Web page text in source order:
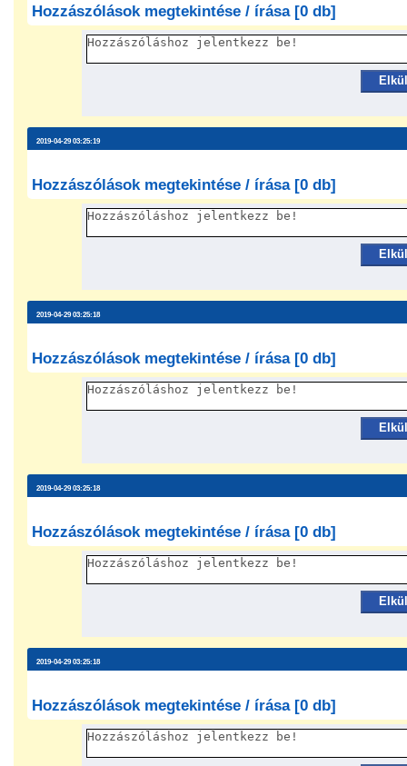
Hozzászólások megtekintése / írása [0 db]
2019-04-29 03:25:19
Hozzászólások megtekintése / írása [0 db]
2019-04-29 03:25:18
Hozzászólások megtekintése / írása [0 db]
2019-04-29 03:25:18
Hozzászólások megtekintése / írása [0 db]
2019-04-29 03:25:18
Hozzászólások megtekintése / írása [0 db]